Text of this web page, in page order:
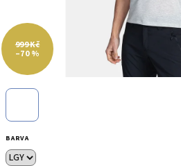
BARVA
999 Kč
–70 %